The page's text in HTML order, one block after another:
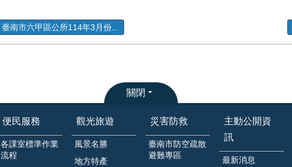
臺南市六甲區公所114年3月份...
關閉
便民服務
各課室標準作業
流程
觀光旅遊
風景名勝
地方特產
災害防救
臺南市防空疏散
避難專區
主動公開資
訊
最新消息